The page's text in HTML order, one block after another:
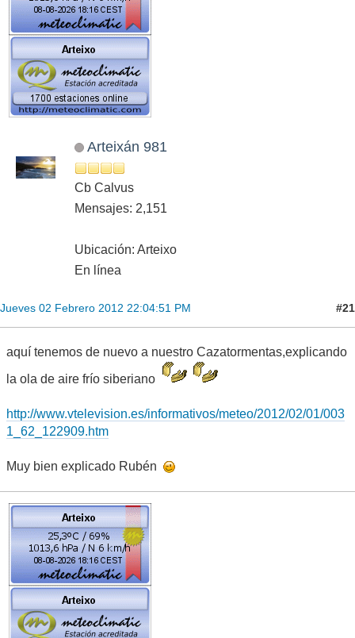
Arteixán 981
Cb Calvus
Mensajes: 2,151
Ubicación: Arteixo
En línea
Jueves 02 Febrero 2012 22:04:51 PM #21
aquí tenemos de nuevo a nuestro Cazatormentas,explicando
la ola de aire frío siberiano
http://www.vtelevision.es/informativos/meteo/2012/02/01/003
1_62_122909.htm
Muy bien explicado Rubén